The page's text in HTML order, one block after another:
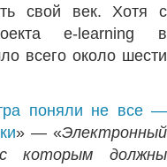
свой век. Хотя с
е-leаrning в
всего около шести
поняли не все —
» — «Электронный
которым должны